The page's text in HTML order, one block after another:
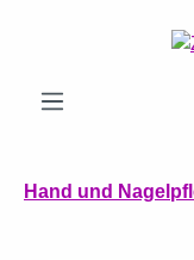
Zum Hauptinhalt
Hand und